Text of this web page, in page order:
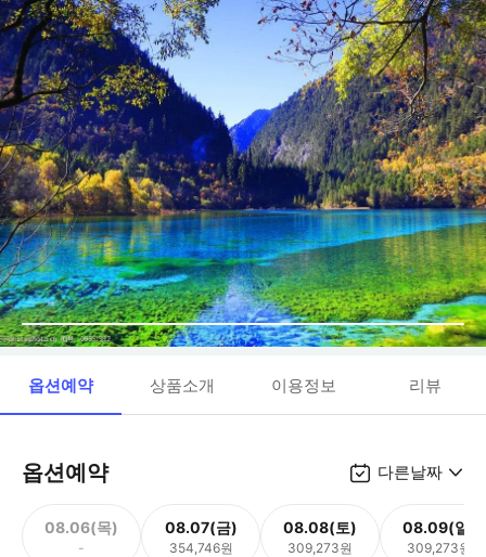
옵션예약 상품소개 이용정보 리뷰
옵션예약 다른날짜
08.06(목)
-
08.07(금)
354,746원
08.08(토)
309,273원
08.09(일)
309,273원